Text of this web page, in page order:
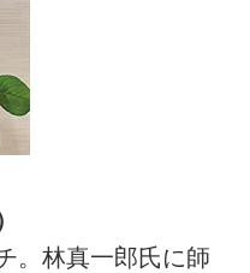
。林真一郎氏に師